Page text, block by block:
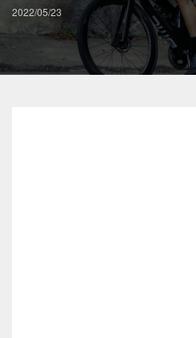
2022/05/23